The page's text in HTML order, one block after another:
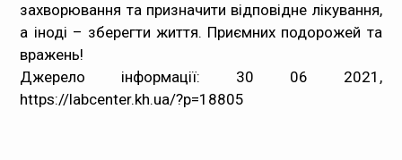
захворювання та призначити відповідне лікування,
а іноді – зберегти життя. Приємних подорожей та
вражень!
Джерело інформації: 30 06 2021,
https://labcenter.kh.ua/?p=18805